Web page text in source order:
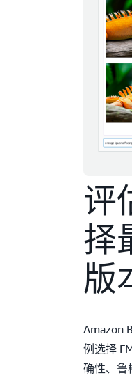
评
择
版
Amazon
例选择
确性、鲁